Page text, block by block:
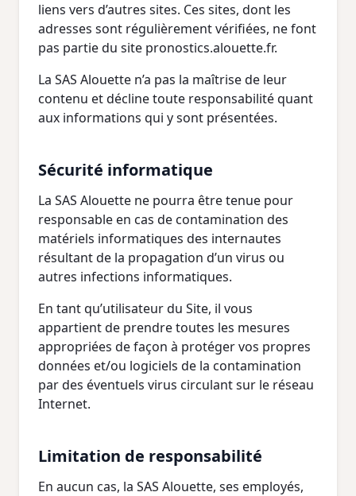
liens vers d’autres sites. Ces sites, dont les
adresses sont régulièrement vérifiées, ne font
pas partie du site pronostics.alouette.fr.
La SAS Alouette n’a pas la maîtrise de leur
contenu et décline toute responsabilité quant
aux informations qui y sont présentées.
Sécurité informatique
La SAS Alouette ne pourra être tenue pour
responsable en cas de contamination des
matériels informatiques des internautes
résultant de la propagation d’un virus ou
autres infections informatiques.
En tant qu’utilisateur du Site, il vous
appartient de prendre toutes les mesures
appropriées de façon à protéger vos propres
données et/ou logiciels de la contamination
par des éventuels virus circulant sur le réseau
Internet.
Limitation de responsabilité
En aucun cas, la SAS Alouette, ses employés,